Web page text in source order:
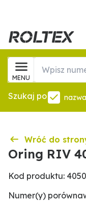
MENU
Szukaj po
Wróć do
Oring RIV
Kod produktu:
Numer(y)